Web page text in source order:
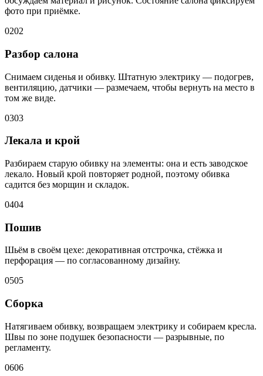
фото при приёмке.
0202
Разбор салона
Снимаем сиденья и обивку. Штатную электрику — подогрев,
вентиляцию, датчики — размечаем, чтобы вернуть на место в
том же виде.
0303
Лекала и крой
Разбираем старую обивку на элементы: она и есть заводское
лекало. Новый крой повторяет родной, поэтому обивка
садится без морщин и складок.
0404
Пошив
Шьём в своём цехе: декоративная отстрочка, стёжка и
перфорация — по согласованному дизайну.
0505
Сборка
Натягиваем обивку, возвращаем электрику и собираем кресла.
Швы по зоне подушек безопасности — разрывные, по
регламенту.
0606